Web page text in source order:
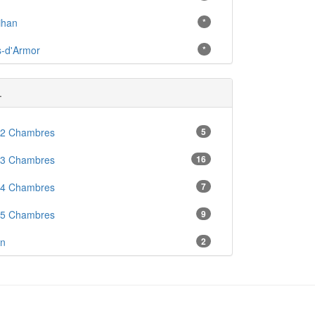
*
d'Armor *
Chambres 5
Chambres 16
Chambres 7
Chambres 9
2